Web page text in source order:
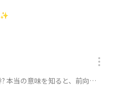
を知ると、前向きになれる!に参加